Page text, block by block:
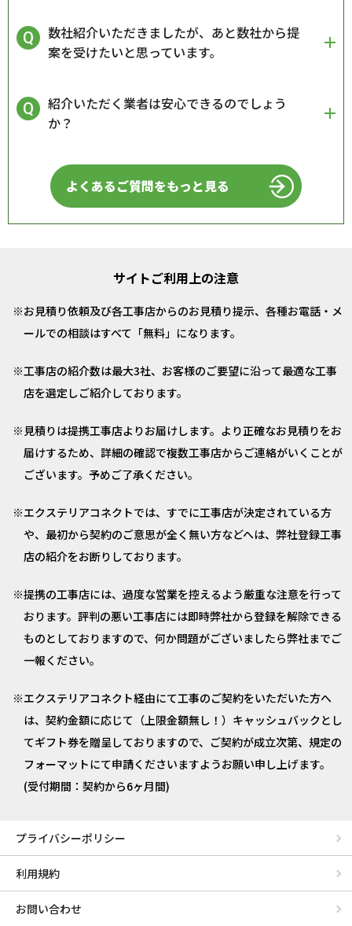
数社紹介いただきましたが、あと数社から提
案を受けたいと思っています。
紹介いただく業者は安心できるのでしょう
か？
よくあるご質問をもっと見る
サイトご利用上の注意
お見積り依頼及び各工事店からのお見積り提示、各種お電話・メ
ールでの相談はすべて「無料」になります。
工事店の紹介数は最大3社、お客様のご要望に沿って最適な工事
店を選定しご紹介しております。
見積りは提携工事店よりお届けします。より正確なお見積りをお
届けするため、詳細の確認で複数工事店からご連絡がいくことが
ございます。予めご了承ください。
エクステリアコネクトでは、すでに工事店が決定されている方
や、最初から契約のご意思が全く無い方などへは、弊社登録工事
店の紹介をお断りしております。
提携の工事店には、過度な営業を控えるよう厳重な注意を行って
おります。評判の悪い工事店には即時弊社から登録を解除できる
ものとしておりますので、何か問題がございましたら弊社までご
一報ください。
エクステリアコネクト経由にて工事のご契約をいただいた方へ
は、契約金額に応じて（上限金額無し！）キャッシュバックとし
てギフト券を贈呈しておりますので、ご契約が成立次第、規定の
フォーマットにて申請くださいますようお願い申し上げます。
(受付期間：契約から6ヶ月間)
プライバシーポリシー
利用規約
お問い合わせ